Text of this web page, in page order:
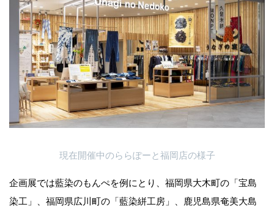
現在開催中のららぽーと福岡店の様子
企画展では藍染のもんぺを例にとり、福岡県大木町の「宝島
染工」、福岡県広川町の「藍染絣工房」、鹿児島県奄美大島